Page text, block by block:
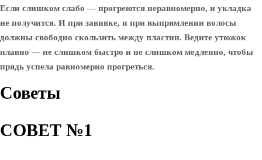
Если слишком слабо — прогреются неравномерно, и укладка
не получится. И при завивке, и при выпрямлении волосы
должны свободно скользить между пластин. Ведите утюжок
плавно — не слишком быстро и не слишком медленно, чтобы
прядь успела равномерно прогреться.
Советы
СОВЕТ №1